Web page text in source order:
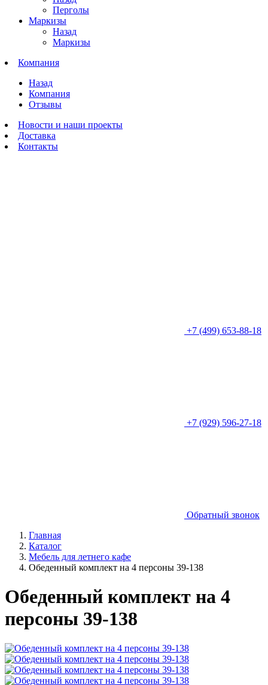
Перголы
Маркизы
Назад
Маркизы
Компания
Назад
Компания
Отзывы
Новости и наши проекты
Доставка
Контакты
+7 (499) 653-88-18
+7 (929) 596-27-18
Обратный звонок
Главная
Каталог
Мебель для летнего кафе
Обеденный комплект на 4 персоны 39-138
Обеденный комплект на 4
персоны 39-138